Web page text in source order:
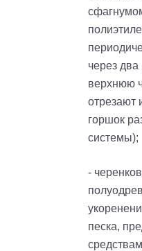
через
верхнюю
отрезают
горшок
системы);
-
песка,